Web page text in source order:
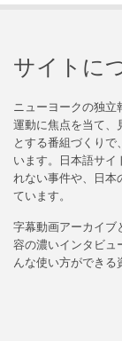
サイトに
ニューヨークの独
運動に焦点を当て、
とする番組づくり
います。日本語サイ
れない事件や、日本
ています。
字幕動画アーカイブ
容の濃いインタビュ
んな使い方ができる